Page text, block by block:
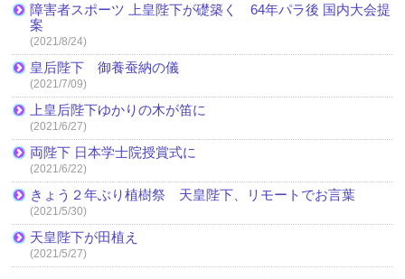
障害者スポーツ 上皇陛下が礎築く 64年パラ後 国内大会提
案
(2021/8/24)
皇后陛下 御養蚕納の儀
(2021/7/09)
上皇后陛下ゆかりの木が笛に
(2021/6/27)
両陛下 日本学士院授賞式に
(2021/6/22)
きょう２年ぶり植樹祭 天皇陛下、リモートでお言葉
(2021/5/30)
天皇陛下が田植え
(2021/5/27)